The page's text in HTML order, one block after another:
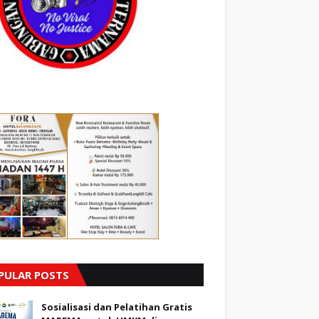
POSTS
Sosialisasi dan Pelatihan Gratis